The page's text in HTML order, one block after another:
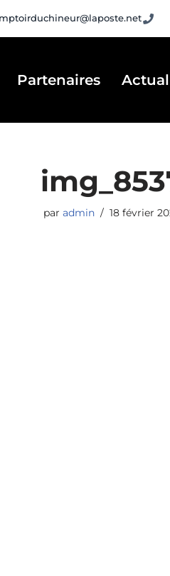
Partenaires
par admin 18 février